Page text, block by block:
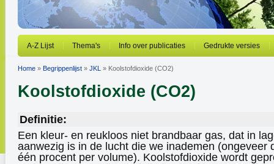
A-Z Lijst Thema's Info over publicaties Gedrukte versies
Home » Begrippenlijst » JKL » Koolstofdioxide (CO2)
Koolstofdioxide (CO2)
Definitie:
Een kleur- en reukloos niet brandbaar gas, dat in
aanwezig is in de lucht die we inademen (ongeveer
één procent per volume). Koolstofdioxide wordt